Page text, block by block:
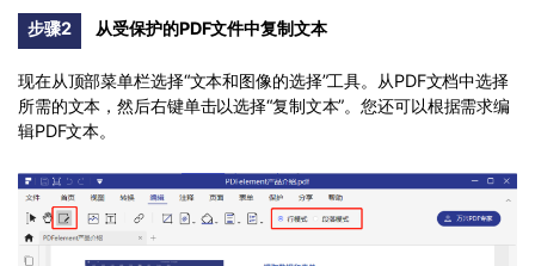
步骤2 从受保护的PDF文件中复制文本
现在从顶部菜单栏选择“文本和图像的选择”工具。从PDF文档中选择
所需的文本，然后右键单击以选择“复制文本”。您还可以根据需求编
辑PDF文本。